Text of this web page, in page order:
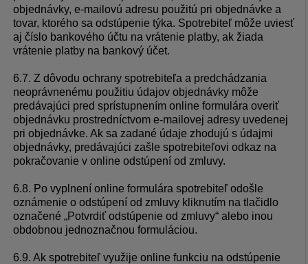
objednávky, e-mailovú adresu použitú pri objednávke a
tovar, ktorého sa odstúpenie týka. Spotrebiteľ môže uviesť
aj číslo bankového účtu na vrátenie platby, ak žiada
vrátenie platby na bankový účet.
6.7. Z dôvodu ochrany spotrebiteľa a predchádzania
neoprávnenému použitiu údajov objednávky môže
predávajúci pred sprístupnením online formulára overiť
objednávku prostredníctvom e-mailovej adresy uvedenej
pri objednávke. Ak sa zadané údaje zhodujú s údajmi
objednávky, predávajúci zašle spotrebiteľovi odkaz na
pokračovanie v online odstúpení od zmluvy.
6.8. Po vyplnení online formulára spotrebiteľ odošle
oznámenie o odstúpení od zmluvy kliknutím na tlačidlo
označené „Potvrdiť odstúpenie od zmluvy“ alebo inou
obdobnou jednoznačnou formuláciou.
6.9. Ak spotrebiteľ využije online funkciu na odstúpenie